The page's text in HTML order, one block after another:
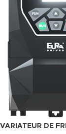
VARIATEUR DE